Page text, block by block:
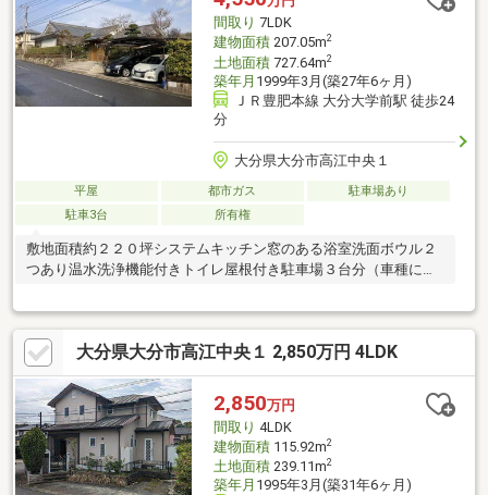
ください！（定休日：毎週水曜日、木曜日）
間取り 7LDK
建物面積207.05m2
土地面積727.64m2
築年月 1999年3月(築27年6ヶ月)
ＪＲ豊肥本線 大分大学前駅 徒歩24
分
大分県大分市高江中央１
平屋 都市ガス
駐車場あり
駐車3台
所有権
敷地面積約２２０坪システムキッチン窓のある浴室洗面ボウル２
つあり温水洗浄機能付きトイレ屋根付き駐車場３台分（車種によ
大分県大分市高江中央１ 2,850万円 4LDK
2,850万円
間取り 4LDK
建物面積115.92m2
土地面積239.11m2
築年月 1995年3月(築31年6ヶ月)